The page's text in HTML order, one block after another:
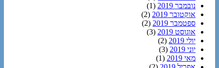
נובמבר 2019
(1)
אוקטובר 2019
(2)
ספטמבר 2019
(2)
אוגוסט 2019
(3)
יולי 2019
(2)
יוני 2019
(3)
מאי 2019
(1)